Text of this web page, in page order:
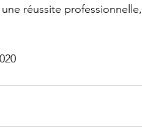
réussite